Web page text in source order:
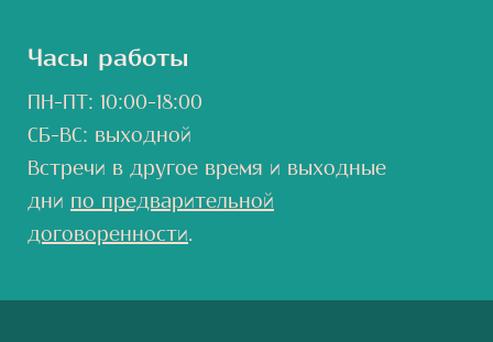
Часы работы
ПН-ПТ: 10:00-18:00
СБ-ВС: выходной
Встречи в другое время и выходные
дни по предварительной
договоренности.